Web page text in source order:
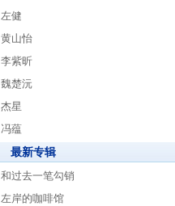
左健
黄山怡
李紫昕
魏楚沅
杰星
冯蕴
最新专辑
和过去一笔勾销
左岸的咖啡馆